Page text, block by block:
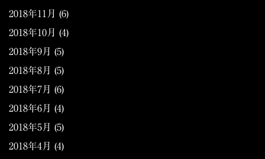
2018年11月 (6)
2018年10月 (4)
2018年9月 (5)
2018年8月 (5)
2018年7月 (6)
2018年6月 (4)
2018年5月 (5)
2018年4月 (4)